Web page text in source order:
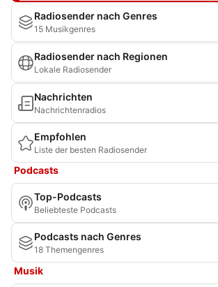
Radiosender nach Genres
15 Musikgenres
Radiosender nach Regionen
Lokale Radiosender
Nachrichten
Nachrichtenradios
Empfohlen
Liste der besten Radiosender
Podcasts
Top-Podcasts
Beliebteste Podcasts
Podcasts nach Genres
18 Themengenres
Musik